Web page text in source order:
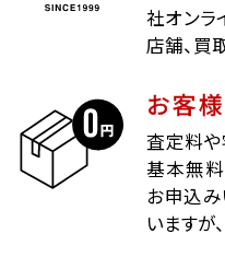
社オンラ
店舗、買
お客
査定料や
基本無料
お申込み
いますが